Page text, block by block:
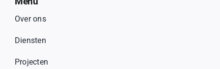
Over ons
Diensten
Projecten